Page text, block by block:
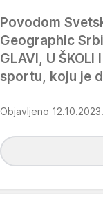
Povodom
Geographic
GLAVI, U
sportu, koju je
Objavljeno